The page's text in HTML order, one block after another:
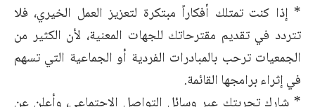
* إذا كنت تمتلك أفكاراً مبتكرة لتعزيز العمل الخيري، فلا
تتردد في تقديم مقترحاتك للجهات المعنية، لأن الكثير من
الجمعيات ترحب بالمبادرات الفردية أو الجماعية التي تسهم
في إثراء برامجها القائمة.